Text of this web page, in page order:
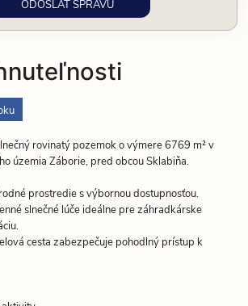
rovinatý pozemok o výmere 6769 m² v
územia Záborie, pred obcou Sklabiňa.
prostredie s výbornou dostupnosťou.
slnečné lúče ideálne pre záhradkárske
cesta zabezpečuje pohodlný prístup k